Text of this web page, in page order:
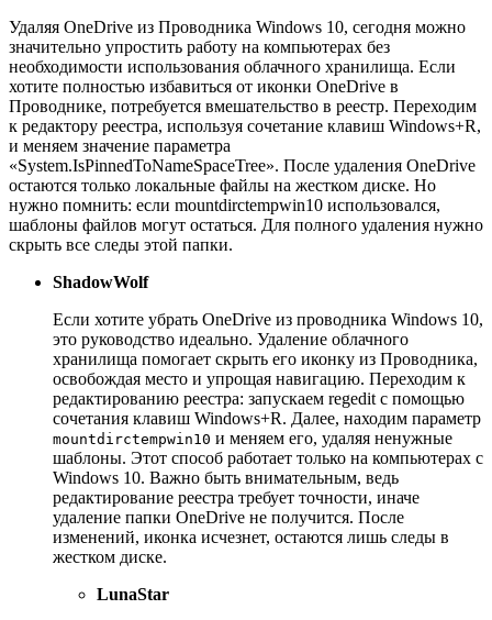
Удаляя OneDrive из Проводника Windows 10, сегодня можно
значительно упростить работу на компьютерах без
необходимости использования облачного хранилища. Если
хотите полностью избавиться от иконки OneDrive в
Проводнике, потребуется вмешательство в реестр. Переходим
к редактору реестра, используя сочетание клавиш Windows+R,
и меняем значение параметра
«System.IsPinnedToNameSpaceTree». После удаления OneDrive
остаются только локальные файлы на жестком диске. Но
нужно помнить: если mountdirctempwin10 использовался,
шаблоны файлов могут остаться. Для полного удаления нужно
скрыть все следы этой папки.
ShadowWolf
Если хотите убрать OneDrive из проводника Windows 10,
это руководство идеально. Удаление облачного
хранилища помогает скрыть его иконку из Проводника,
освобождая место и упрощая навигацию. Переходим к
редактированию реестра: запускаем regedit с помощью
сочетания клавиш Windows+R. Далее, находим параметр
mountdirctempwin10 и меняем его, удаляя ненужные
шаблоны. Этот способ работает только на компьютерах с
Windows 10. Важно быть внимательным, ведь
редактирование реестра требует точности, иначе
удаление папки OneDrive не получится. После
изменений, иконка исчезнет, остаются лишь следы в
жестком диске.
LunaStar